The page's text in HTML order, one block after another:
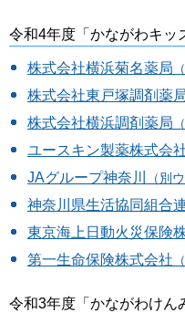
令和4年度「かながわキッ
株式会社横浜菊名薬局
株式会社東戸塚調剤薬
株式会社横浜調剤薬局
ユースキン製薬株式会
JAグループ神奈川 （別
神奈川県生活協同組合
東京海上日動火災保険
第一生命保険株式会社
令和3年度「かながわけん